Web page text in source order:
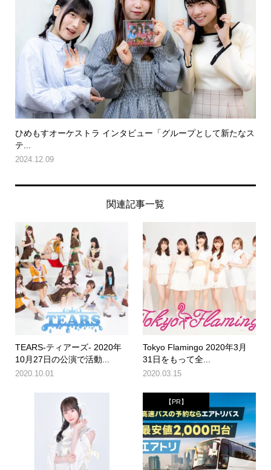
ひめもすオーケストラ インタビュー「グループとして新たなス
テ...
2024.12.09
関連記事一覧
TEARS-ティアーズ- 2020年
10月27日の公演で活動...
2020.10.01
Tokyo Flamingo 2020年3月
31日をもって全...
2020.03.15
【PR】